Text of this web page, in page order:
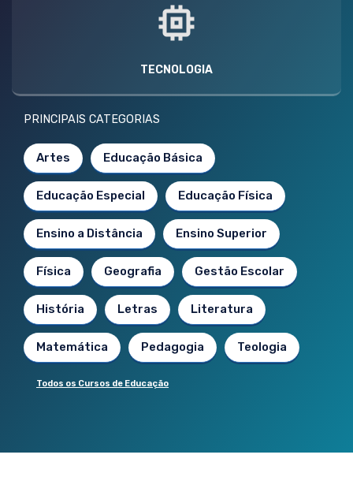
TECNOLOGIA
PRINCIPAIS CATEGORIAS
Artes Educação Básica
Educação Especial Educação Física
Ensino a Distância Ensino Superior
Física Geografia Gestão Escolar
História Letras Literatura
Matemática Pedagogia Teologia
Todos os Cursos de Educação